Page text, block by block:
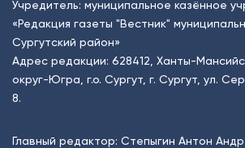
Учредитель: муниципальное казённое
«Редакция газеты "Вестник"
Сургутский район»
Адрес редакции: 628412, Ханты-
округ-Югра, г.о. Сургут, г. Сургут, ул.
8.
Главный редактор: Степыгин Антон